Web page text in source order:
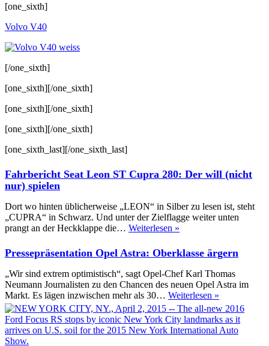
[one_sixth]
Volvo V40
[/one_sixth]
[one_sixth][/one_sixth]
[one_sixth][/one_sixth]
[one_sixth][/one_sixth]
[one_sixth_last][/one_sixth_last]
Fahrbericht Seat Leon ST Cupra 280: Der will (nicht
nur) spielen
Dort wo hinten üblicherweise „LEON“ in Silber zu lesen ist, steht
„CUPRA“ in Schwarz. Und unter der Zielflagge weiter unten
prangt an der Heckklappe die… Weiterlesen »
Leon
ST
Cupra
280:
Der
will
(nicht
nur)
spielen
Pressepräsentation Opel Astra: Oberklasse ärgern
„Wir sind extrem optimistisch“, sagt Opel-Chef Karl Thomas
Neumann Journalisten zu den Chancen des neuen Opel Astra im
Markt. Es lägen inzwischen mehr als 30… Weiterlesen »
Opel
Astra:
Oberklasse
ärgern